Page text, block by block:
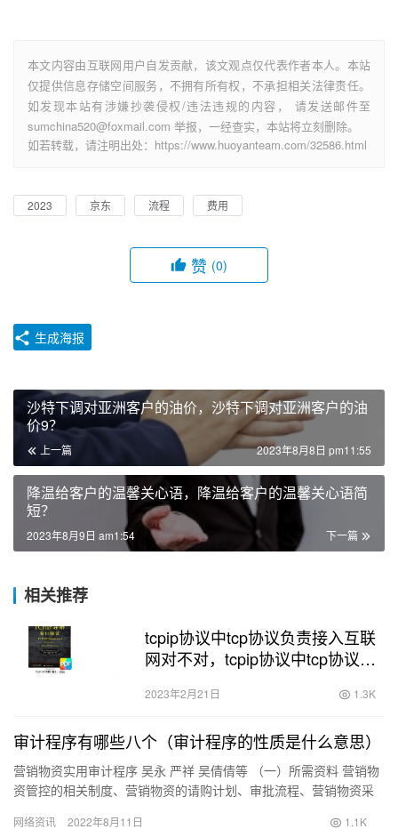
本文内容由互联网用户自发贡献，该文观点仅代表作者本人。本站
仅提供信息存储空间服务，不拥有所有权，不承担相关法律责任。
如发现本站有涉嫌抄袭侵权/违法违规的内容， 请发送邮件至
sumchina520@foxmail.com 举报，一经查实，本站将立刻删除。
如若转载，请注明出处：https://www.huoyanteam.com/32586.html
2023 京东 流程 费用
赞 (0)
生成海报
沙特下调对亚洲客户的油价，沙特下调对亚洲客户的油
价9？
上一篇 2023年8月8日 pm11:55
降温给客户的温馨关心语，降温给客户的温馨关心语简
短？
下一篇
2023年8月9日 am1:54
相关推荐
tcpip协议中tcp协议负责接入互联
网对不对，tcpip协议中tcp协议负
2023年2月21日 1.3K
审计程序有哪些八个（审计程序的性质是什么意思）
营销物资实用审计程序 吴永 严祥 吴倩倩等 （一）所需资料 营销物
资管控的相关制度、营销物资的请购计划、审批流程、营销物资采
网络资讯 2022年8月11日 1.1K